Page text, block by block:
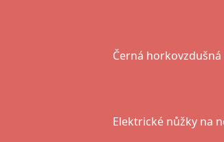
Černá
Elektrické nůžky na